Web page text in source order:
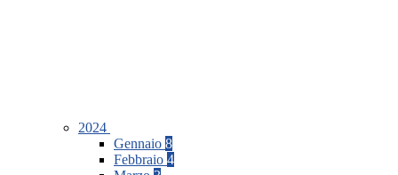
2024
Gennaio 8
Febbraio 4